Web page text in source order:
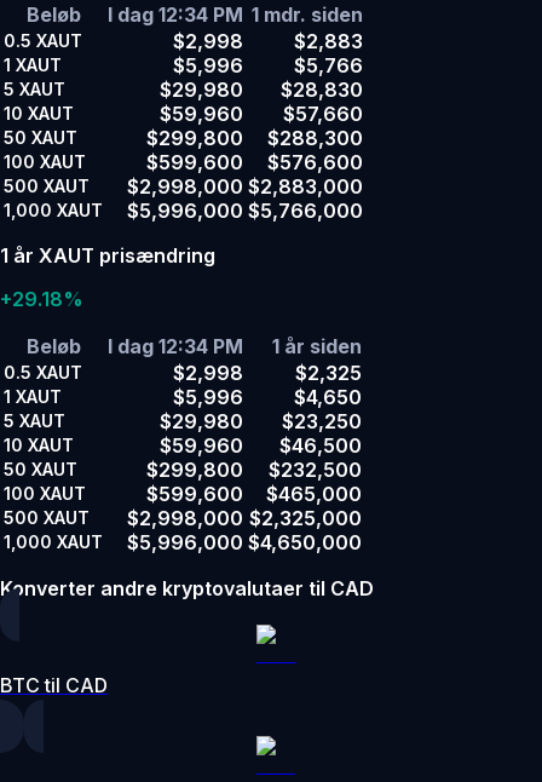
Beløb
I dag 12:34 PM 1 mdr. siden
0.5 XAUT $2,998 $2,883
1 XAUT $5,996 $5,766
5 XAUT $29,980 $28,830
10 XAUT $59,960 $57,660
50 XAUT $299,800 $288,300
100 XAUT $599,600 $576,600
500 XAUT $2,998,000 $2,883,000
1,000 XAUT $5,996,000 $5,766,000
1 år XAUT prisændring
+29.18%
Beløb
I dag 12:34 PM 1 år siden
0.5 XAUT $2,998 $2,325
1 XAUT $5,996 $4,650
5 XAUT $29,980 $23,250
10 XAUT $59,960 $46,500
50 XAUT $299,800 $232,500
100 XAUT $599,600 $465,000
500 XAUT $2,998,000 $2,325,000
1,000 XAUT $5,996,000 $4,650,000
Konverter andre kryptovalutaer til CAD
BTC til CAD